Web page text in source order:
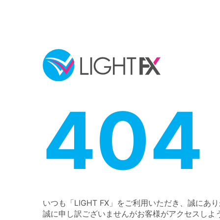
404
いつも「LIGHT FX」をご利用いただき、誠にあ
誠に申し訳ございませんがお客様がアクセスし